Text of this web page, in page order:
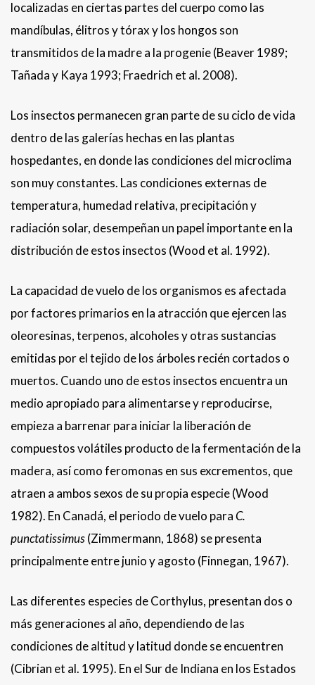
localizadas en ciertas partes del cuerpo como las
mandíbulas, élitros y tórax y los hongos son
transmitidos de la madre a la progenie (Beaver 1989;
Tañada y Kaya 1993; Fraedrich et al. 2008).
Los insectos permanecen gran parte de su ciclo de vida
dentro de las galerías hechas en las plantas
hospedantes, en donde las condiciones del microclima
son muy constantes. Las condiciones externas de
temperatura, humedad relativa, precipitación y
radiación solar, desempeñan un papel importante en la
distribución de estos insectos (Wood et al. 1992).
La capacidad de vuelo de los organismos es afectada
por factores primarios en la atracción que ejercen las
oleoresinas, terpenos, alcoholes y otras sustancias
emitidas por el tejido de los árboles recién cortados o
muertos. Cuando uno de estos insectos encuentra un
medio apropiado para alimentarse y reproducirse,
empieza a barrenar para iniciar la liberación de
compuestos volátiles producto de la fermentación de la
madera, así como feromonas en sus excrementos, que
atraen a ambos sexos de su propia especie (Wood
1982). En Canadá, el periodo de vuelo paraC.
punctatissimus(Zimmermann, 1868) se presenta
principalmente entre junio y agosto (Finnegan, 1967).
Las diferentes especies de Corthylus, presentan dos o
más generaciones al año, dependiendo de las
condiciones de altitud y latitud donde se encuentren
(Cibrian et al. 1995). En el Sur de Indiana en los Estados